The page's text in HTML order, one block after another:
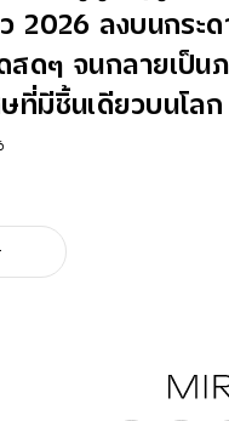
2026 ลงบนกระด
สดๆ จนกลายเป็น
ที่มีชิ้นเดียวบนโลก